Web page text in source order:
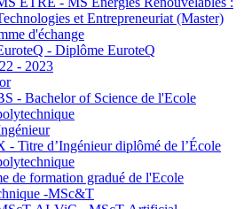
et Entrepreneuriat (Master)
d'échange
- Diplôme EuroteQ
- 2023
- Bachelor of Science de l'Ecole
- Titre d’Ingénieur diplômé de l’École
de formation gradué de l'Ecole
-MSc&T